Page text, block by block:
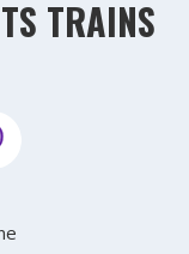
TRAINS